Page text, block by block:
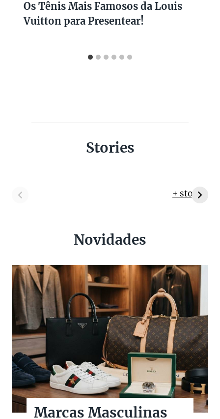
Os Tênis Mais Famosos da Louis
Vuitton para Presentear!
Stories
+ stories
Novidades
Marcas Masculinas